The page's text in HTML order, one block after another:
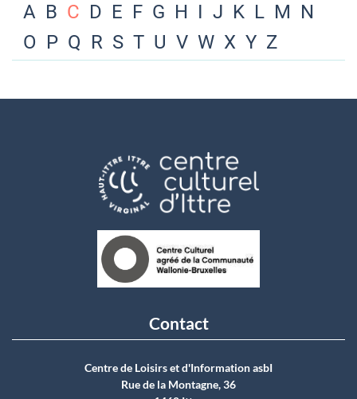
A B C D E F G H I J K L M N
O P Q R S T U V W X Y Z
Contact
Centre de Loisirs et d'Information asbI
Rue de la Montagne, 36